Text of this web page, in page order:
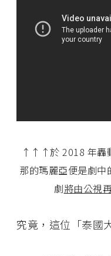
↑↑↑於 2018 年轟
那的瑪麗亞便是劇
劇將由公視
究竟，這位「泰國